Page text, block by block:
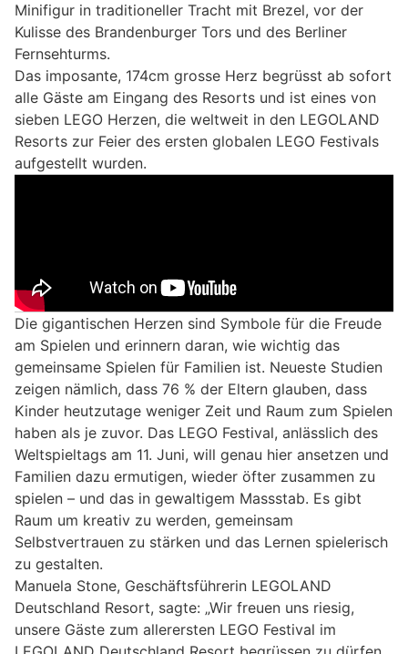
Minifigur in traditioneller Tracht mit Brezel, vor der
Kulisse des Brandenburger Tors und des Berliner
Fernsehturms.
Das imposante, 174cm grosse Herz begrüsst ab sofort
alle Gäste am Eingang des Resorts und ist eines von
sieben LEGO Herzen, die weltweit in den LEGOLAND
Resorts zur Feier des ersten globalen LEGO Festivals
aufgestellt wurden.
Die gigantischen Herzen sind Symbole für die Freude
am Spielen und erinnern daran, wie wichtig das
gemeinsame Spielen für Familien ist. Neueste Studien
zeigen nämlich, dass 76 % der Eltern glauben, dass
Kinder heutzutage weniger Zeit und Raum zum Spielen
haben als je zuvor. Das LEGO Festival, anlässlich des
Weltspieltags am 11. Juni, will genau hier ansetzen und
Familien dazu ermutigen, wieder öfter zusammen zu
spielen – und das in gewaltigem Massstab. Es gibt
Raum um kreativ zu werden, gemeinsam
Selbstvertrauen zu stärken und das Lernen spielerisch
zu gestalten.
Manuela Stone, Geschäftsführerin LEGOLAND
Deutschland Resort, sagte: „Wir freuen uns riesig,
unsere Gäste zum allerersten LEGO Festival im